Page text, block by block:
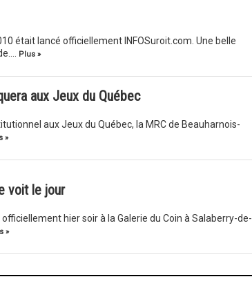
était lancé officiellement INFOSuroit.com. Une belle
Plus »
aux Jeux du Québec
aux Jeux du Québec, la MRC de Beauharnois-
»
voit le jour
hier soir à la Galerie du Coin à Salaberry-de-
»